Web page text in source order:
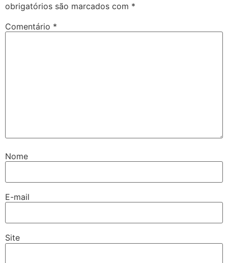
obrigatórios são marcados com *
Comentário *
Nome
E-mail
Site